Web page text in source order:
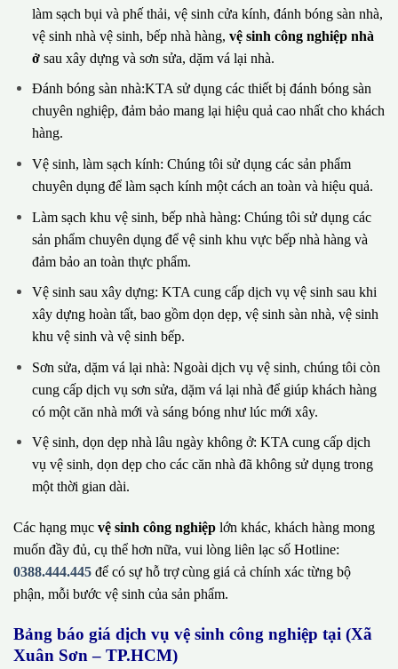
làm sạch bụi và phế thải, vệ sinh cửa kính, đánh bóng sàn nhà,
vệ sinh nhà vệ sinh, bếp nhà hàng, vệ sinh công nghiệp nhà
ởsau xây dựng và sơn sửa, dặm vá lại nhà.
Đánh bóng sàn nhà:KTA sử dụng các thiết bị đánh bóng sàn
chuyên nghiệp, đảm bảo mang lại hiệu quả cao nhất cho khách
hàng.
Vệ sinh, làm sạch kính: Chúng tôi sử dụng các sản phẩm
chuyên dụng để làm sạch kính một cách an toàn và hiệu quả.
Làm sạch khu vệ sinh, bếp nhà hàng: Chúng tôi sử dụng các
sản phẩm chuyên dụng để vệ sinh khu vực bếp nhà hàng và
đảm bảo an toàn thực phẩm.
Vệ sinh sau xây dựng: KTA cung cấp dịch vụ vệ sinh sau khi
xây dựng hoàn tất, bao gồm dọn dẹp, vệ sinh sàn nhà, vệ sinh
khu vệ sinh và vệ sinh bếp.
Sơn sửa, dặm vá lại nhà: Ngoài dịch vụ vệ sinh, chúng tôi còn
cung cấp dịch vụ sơn sửa, dặm vá lại nhà để giúp khách hàng
có một căn nhà mới và sáng bóng như lúc mới xây.
Vệ sinh, dọn dẹp nhà lâu ngày không ở: KTA cung cấp dịch
vụ vệ sinh, dọn dẹp cho các căn nhà đã không sử dụng trong
một thời gian dài.
Các hạng mục vệ sinh công nghiệp lớn khác, khách hàng mong
muốn đầy đủ, cụ thể hơn nữa, vui lòng liên lạc số Hotline:
0388.444.445 để có sự hỗ trợ cùng giá cả chính xác từng bộ
phận, mỗi bước vệ sinh của sản phẩm.
Bảng báo giá dịch vụ vệ sinh công nghiệp tại (Xã
Xuân Sơn – TP.HCM)